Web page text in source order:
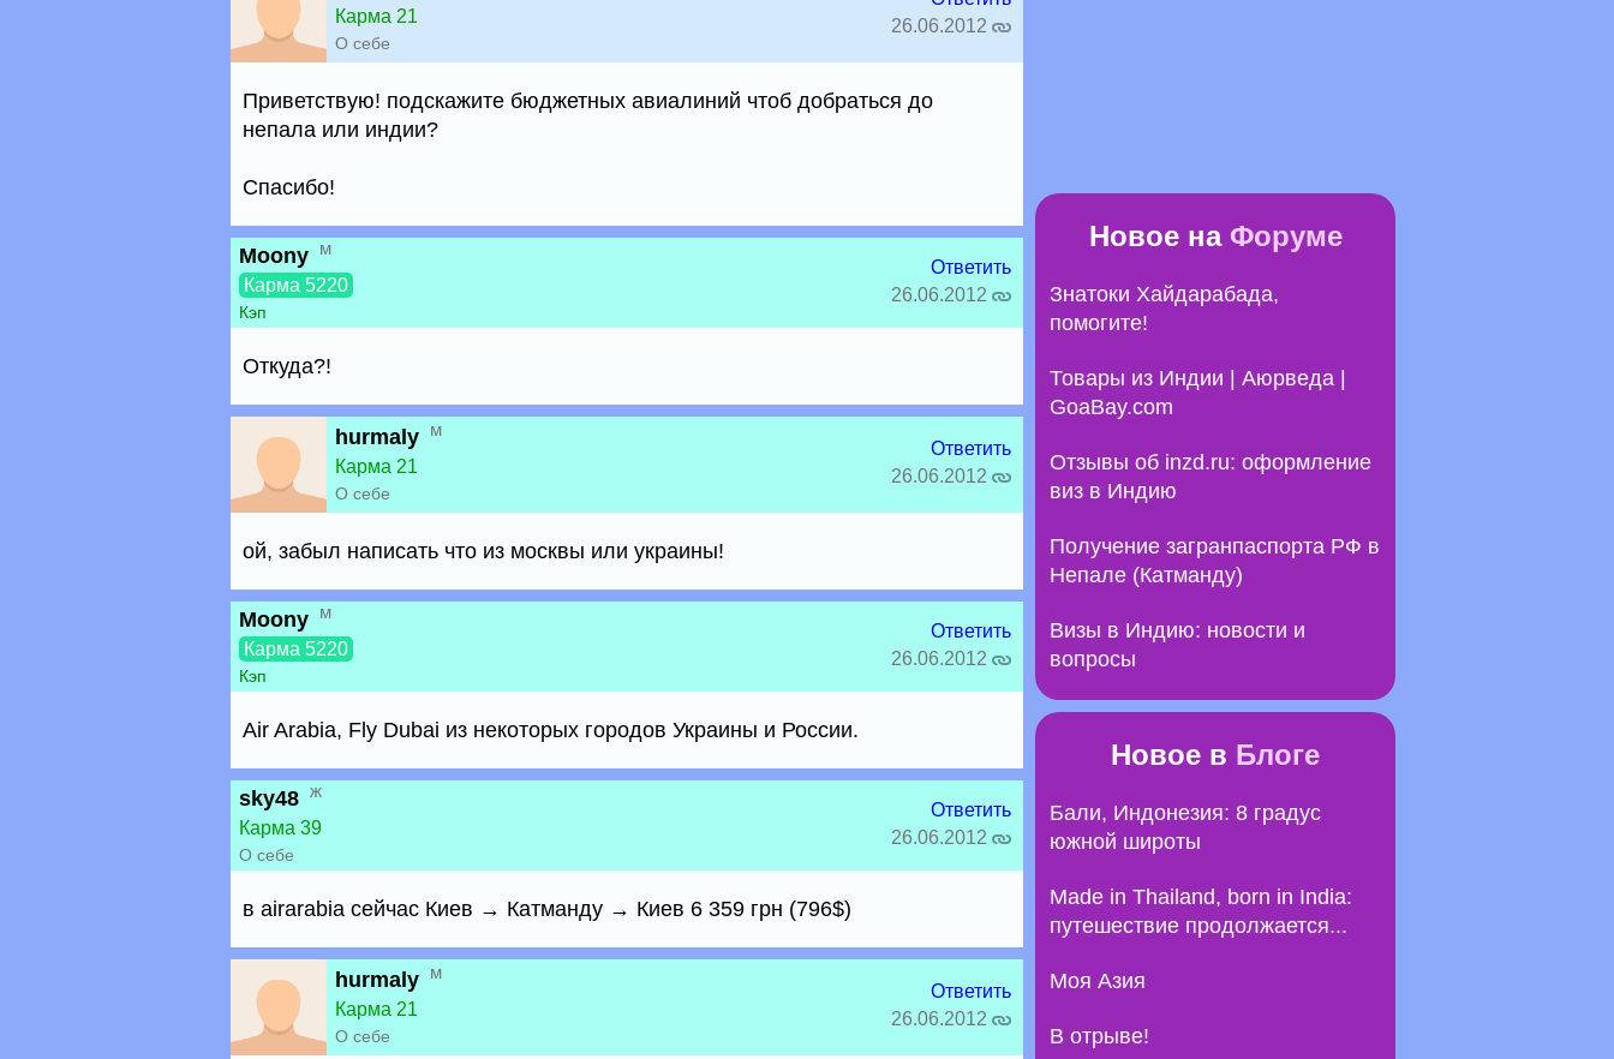
Карма 21
О себе
26.06.2012
Приветствую! подскажите бюджетных авиалиний чтоб добраться до
непала или индии?
Спасибо!
Moony м
Карма 5220
Кэп
Ответить
26.06.2012
Откуда?!
hurmaly м
Карма 21
О себе
Ответить
26.06.2012
ой, забыл написать что из москвы или украины!
Moony м
Карма 5220
Кэп
Ответить
26.06.2012
Air Arabia, Fly Dubai из некоторых городов Украины и России.
sky48 ж
Карма 39
О себе
Ответить
26.06.2012
в airarabia сейчас Киев → Катманду → Киев 6 359 грн (796$)
hurmaly м
Карма 21
О себе
Ответить
26.06.2012
Новое на Форуме
Знатоки Хайдарабада,
помогите!
Товары из Индии | Аюрведа |
GoaBay.com
Отзывы об inzd.ru: оформление
виз в Индию
Получение загранпаспорта РФ в
Непале (Катманду)
Визы в Индию: новости и
вопросы
Новое в Блоге
Бали, Индонезия: 8 градус
южной широты
Made in Thailand, born in India:
путешествие продолжается...
Моя Азия
В отрыве!